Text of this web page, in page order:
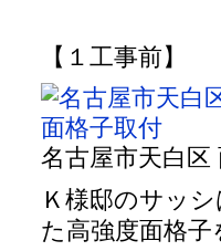
【１工事前】
名古屋市天白区
Ｋ様邸のサッ
た高強度面格